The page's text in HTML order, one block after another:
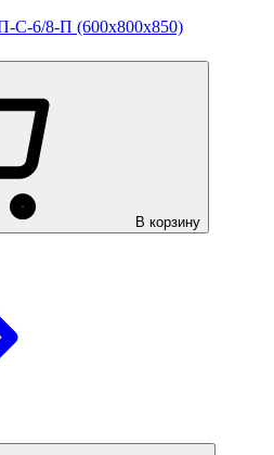
С-6/8-П (600х800х850)
В корзину